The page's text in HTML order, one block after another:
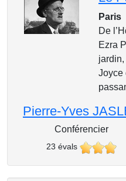
Paris
De
Ezra
Joyce
Pierre-Yves
Conférencier
23 évals